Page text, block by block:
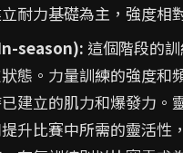
耐力基礎為主，強度相
season): 這個階段的
態。力量訓練的強度和
建立的肌力和爆發力。
升比賽中所需的靈活性